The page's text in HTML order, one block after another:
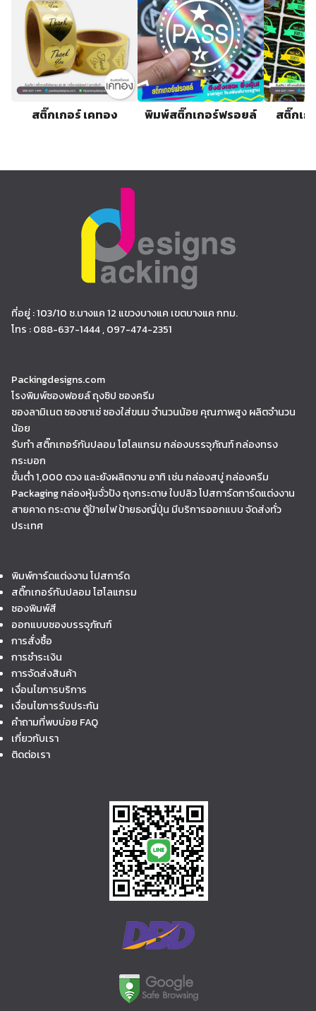
สติ๊กเกอร์ เคทอง พิมพ์สติ๊กเกอร์ฟรอยล์ สติ๊กเก
ที่อยู่ : 103/10 ซ.บางแค 12 แขวงบางแค เขตบางแค กทม.
โทร : 088-637-1444 , 097-474-2351
Packingdesigns.com
โรงพิมพ์ซองฟอยล์ ถุงซิป ซองครีม
ซองลามิเนต ซองซาเช่ ซองใส่ขนม จำนวนน้อย คุณภาพสูง ผลิตจำนวน
น้อย
รับทำ สติ๊กเกอร์กันปลอม โฮโลแกรม กล่องบรรจุภัณฑ์ กล่องทรง
กระบอก
ขั้นต่ำ 1,000 ดวง และยังผลิตงาน อาทิ เช่น กล่องสบู่ กล่องครีม
Packaging กล่องหุ้มจั่วปัง ถุงกระดาษ ใบปลิว โปสการ์ดการ์ดแต่งงาน
สายคาด กระดาษ ตู้ป้ายไฟ ป้ายธงญี่ปุ่น มีบริการออกแบบ จัดส่งทั่ว
ประเทศ
พิมพ์การ์ดแต่งงาน โปสการ์ด
สติ๊กเกอร์กันปลอม โฮโลแกรม
ซองพิมพ์สี
ออกแบบซองบรรจุภัณฑ์
การสั่งซื้อ
การชำระเงิน
การจัดส่งสินค้า
เงื่อนไขการบริการ
เงื่อนไขการรับประกัน
คำถามที่พบบ่อย FAQ
เกี่ยวกับเรา
ติดต่อเรา